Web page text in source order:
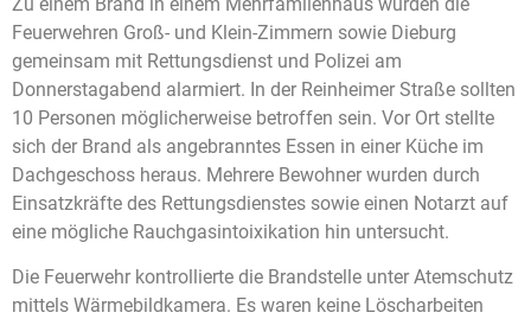
Feuerwehren Groß- und Klein-Zimmern sowie Dieburg
gemeinsam mit Rettungsdienst und Polizei am
Donnerstagabend alarmiert. In der Reinheimer Straße sollten
10 Personen möglicherweise betroffen sein. Vor Ort stellte
sich der Brand als angebranntes Essen in einer Küche im
Dachgeschoss heraus. Mehrere Bewohner wurden durch
Einsatzkräfte des Rettungsdienstes sowie einen Notarzt auf
eine mögliche Rauchgasintoixikation hin untersucht.
Die Feuerwehr kontrollierte die Brandstelle unter Atemschutz
mittels Wärmebildkamera. Es waren keine Löscharbeiten